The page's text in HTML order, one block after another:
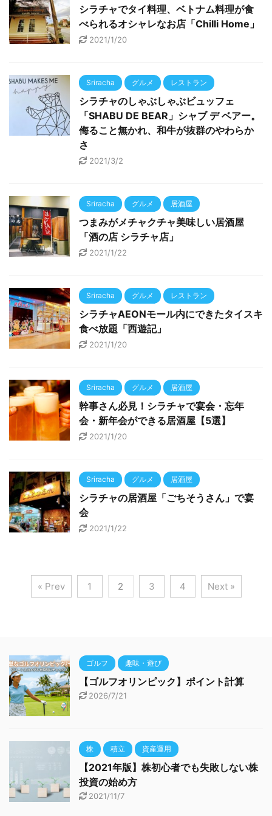
シラチャでタイ料理、ベトナム料理が食
べられるオシャレなお店「Chilli Home」
2021/1/20
Sriracha グルメ レストラン
シラチャのしゃぶしゃぶビュッフェ
「SHABU DE BEAR」シャブ デ ベアー。
侮ること無かれ、和牛が抜群のやわらか
さ
2021/3/2
Sriracha グルメ 居酒屋
つまみがメチャクチャ美味しい居酒屋
「酒の店 シラチャ店」
2021/1/22
Sriracha グルメ レストラン
シラチャAEONモール内にできたタイスキ
食べ放題「西遊記」
2021/1/20
Sriracha グルメ 居酒屋
幹事さん必見！シラチャで宴会・忘年
会・新年会ができる居酒屋【5選】
2021/1/20
Sriracha グルメ 居酒屋
シラチャの居酒屋「ごちそうさん」で宴
会
2021/1/22
« Prev 1 2 3 4 Next »
ゴルフ 趣味・遊び
【ゴルフオリンピック】ポイント計算
2026/7/21
株 積立 資産運用
【2021年版】株初心者でも失敗しない株
投資の始め方
2021/11/7